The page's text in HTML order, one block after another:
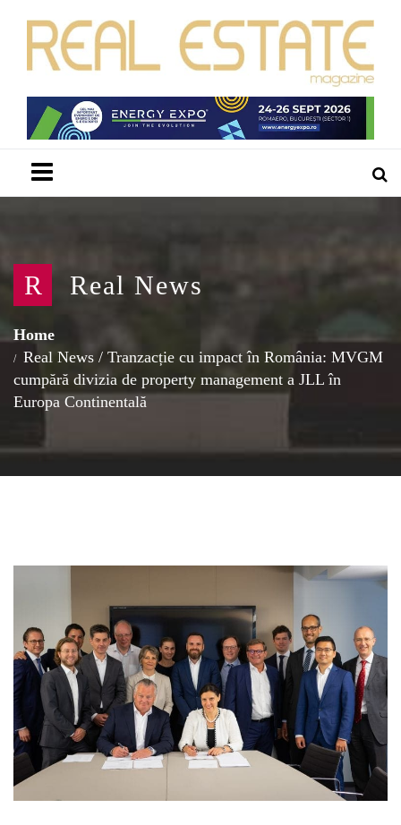
R Real News
Home
Real News / Tranzacție cu impact în România: MVGM
cumpără divizia de property management a JLL în
Europa Continentală